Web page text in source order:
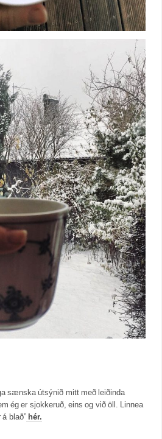
sænska útsýnið mitt með leiðinda
ég er sjokkeruð, eins og við öll. Linnea
blað”hér.